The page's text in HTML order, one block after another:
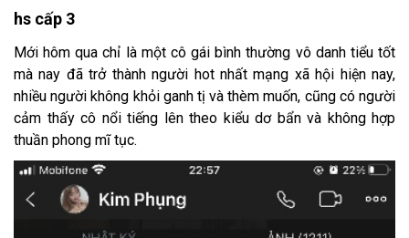
hs cấp 3
Mới hôm qua chỉ là một cô gái bình thường vô danh tiểu tốt
mà nay đã trở thành người hot nhất mạng xã hội hiện nay,
nhiều người không khỏi ganh tị và thèm muốn, cũng có người
cảm thấy cô nổi tiếng lên theo kiểu dơ bẩn và không hợp
thuần phong mĩ tục.